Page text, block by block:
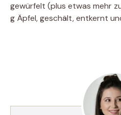
gewürfelt (plus etwas mehr
g Äpfel, geschält, entkernt